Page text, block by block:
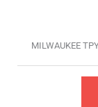
MILWAUKEE